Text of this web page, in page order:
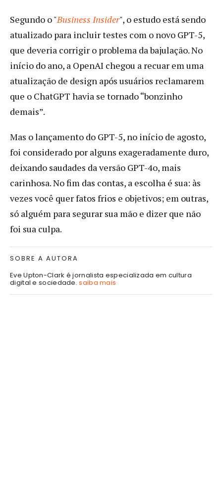
Segundo o "Business Insider", o estudo está sendo
atualizado para incluir testes com o novo GPT-5,
que deveria corrigir o problema da bajulação. No
início do ano, a OpenAI chegou a recuar em uma
atualização de design após usuários reclamarem
que o ChatGPT havia se tornado “bonzinho
demais”.
Mas o lançamento do GPT-5, no início de agosto,
foi considerado por alguns exageradamente duro,
deixando saudades da versão GPT-4o, mais
carinhosa. No fim das contas, a escolha é sua: às
vezes você quer fatos frios e objetivos; em outras,
só alguém para segurar sua mão e dizer que não
foi sua culpa.
SOBRE A AUTORA
Eve Upton-Clark é jornalista especializada em cultura
digital e sociedade.saiba mais